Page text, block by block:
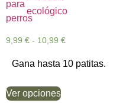
9,99 € - 10,99 €
Gana hasta 10 patitas.
Ver opciones